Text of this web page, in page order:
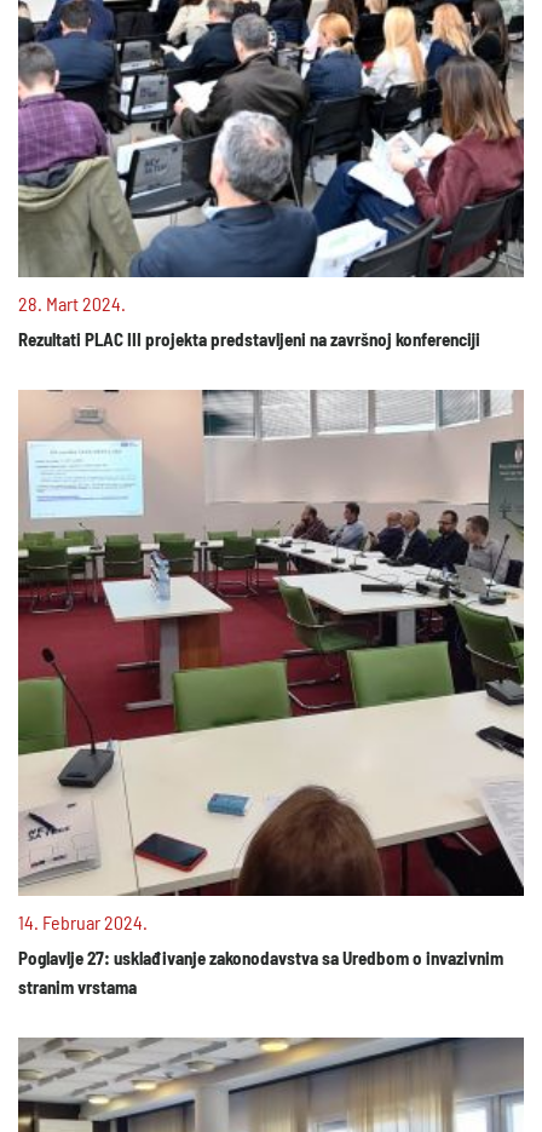
28. Mart 2024.
Rezultati PLAC III projekta predstavljeni na završnoj konferenciji
14. Februar 2024.
Poglavlje 27: usklađivanje zakonodavstva sa Uredbom o invazivnim
stranim vrstama